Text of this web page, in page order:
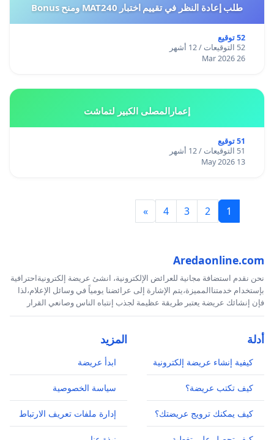
طلب إعادة النظر في تقييم اختبار MAT240 ومنح Bonus
52 توقيع
52 التوقيعات / 12 أشهر
26 Mar 2026
إعمارالمصلى الكبير لتماشت
51 توقيع
51 التوقيعات / 12 أشهر
13 May 2026
1
2
3
4
»
Aredaonline.com
نحن نقدم استضافة مجانية للعرائض الإلكترونية، انشئ عريضة إلكترونيةاحترافية
بإستخدام خدمتناالمميزة،يتم الإشارة إلى عرائضنا يومياً في وسائل الإعلام،لذا
فإن إنشائك عريضة يعتبر طريقة عظيمة لجذب إنتباه الناس وصانعي القرار
أدلة
كيفية إنشاء عريضة إلكترونية
كيف تكتب عريضة؟
كيف يمكنك ترويج عريضتك؟
المزيد
ابدأ عريضة
سياسة الخصوصية
إدارة ملفات تعريف الارتباط